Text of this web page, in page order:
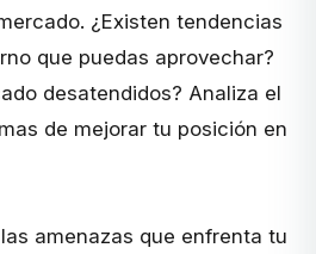
¿Existen tendencias
que puedas aprovechar?
desatendidos? Analiza el
de mejorar tu posición en
amenazas que enfrenta tu